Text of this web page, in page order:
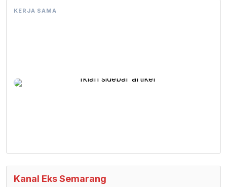
KERJA SAMA
Kanal Eks Semarang